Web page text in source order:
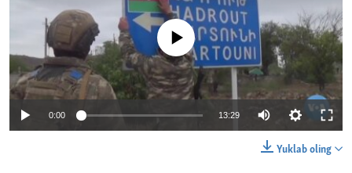
No media source currently available
0:00 13:29
Yuklab oling